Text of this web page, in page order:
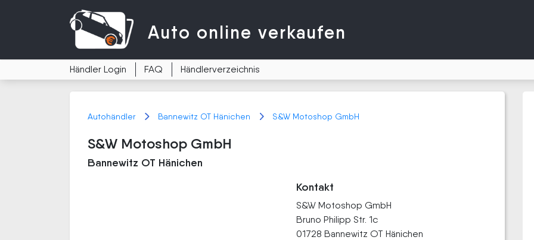
Auto online verkaufen
Händler Login FAQ Händlerverzeichnis
Autohändler Bannewitz OT Hänichen S&W Motoshop GmbH
S&W Motoshop GmbH
Bannewitz OT Hänichen
Kontakt
S&W Motoshop GmbH
Bruno Philipp Str. 1c
01728 Bannewitz OT Hänichen